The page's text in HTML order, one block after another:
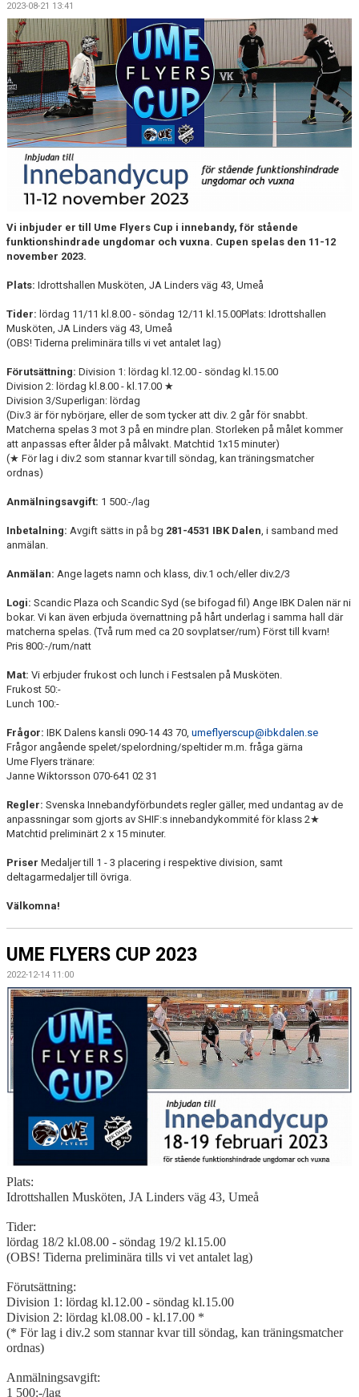
2023-08-21 13:41
Vi inbjuder er till Ume Flyers Cup i innebandy, för stående
funktionshindrade ungdomar och vuxna. Cupen spelas den 11-12
november 2023.
Plats: Idrottshallen Musköten, JA Linders väg 43, Umeå
Tider: lördag 11/11 kl.8.00 - söndag 12/11 kl.15.00Plats: Idrottshallen
Musköten, JA Linders väg 43, Umeå
(OBS! Tiderna preliminära tills vi vet antalet lag)
Förutsättning: Division 1: lördag kl.12.00 - söndag kl.15.00
Division 2: lördag kl.8.00 - kl.17.00 ★
Division 3/Superligan: lördag
(Div.3 är för nybörjare, eller de som tycker att div. 2 går för snabbt.
Matcherna spelas 3 mot 3 på en mindre plan. Storleken på målet kommer
att anpassas efter ålder på målvakt. Matchtid 1x15 minuter)
(★ För lag i div.2 som stannar kvar till söndag, kan träningsmatcher
ordnas)
Anmälningsavgift: 1 500:-/lag
Inbetalning: Avgift sätts in på bg 281-4531 IBK Dalen, i samband med
anmälan.
Anmälan: Ange lagets namn och klass, div.1 och/eller div.2/3
Logi: Scandic Plaza och Scandic Syd (se bifogad fil) Ange IBK Dalen när ni
bokar. Vi kan även erbjuda övernattning på hårt underlag i samma hall där
matcherna spelas. (Två rum med ca 20 sovplatser/rum) Först till kvarn!
Pris 800:-/rum/natt
Mat: Vi erbjuder frukost och lunch i Festsalen på Musköten.
Frukost 50:-
Lunch 100:-
Frågor: IBK Dalens kansli 090-14 43 70, umeflyerscup@ibkdalen.se
Frågor angående spelet/spelordning/speltider m.m. fråga gärna
Ume Flyers tränare:
Janne Wiktorsson 070-641 02 31
Regler: Svenska Innebandyförbundets regler gäller, med undantag av de
anpassningar som gjorts av SHIF:s innebandykommité för klass 2★
Matchtid preliminärt 2 x 15 minuter.
Priser Medaljer till 1 - 3 placering i respektive division, samt
deltagarmedaljer till övriga.
Välkomna!
UME FLYERS CUP 2023
2022-12-14 11:00
Plats:
Idrottshallen Musköten, JA Linders väg 43, Umeå
Tider:
lördag 18/2 kl.08.00 - söndag 19/2 kl.15.00
(OBS! Tiderna preliminära tills vi vet antalet lag)
Förutsättning:
Division 1: lördag kl.12.00 - söndag kl.15.00
Division 2: lördag kl.08.00 - kl.17.00 *
(* För lag i div.2 som stannar kvar till söndag, kan träningsmatcher
ordnas)
Anmälningsavgift:
1 500:-/lag